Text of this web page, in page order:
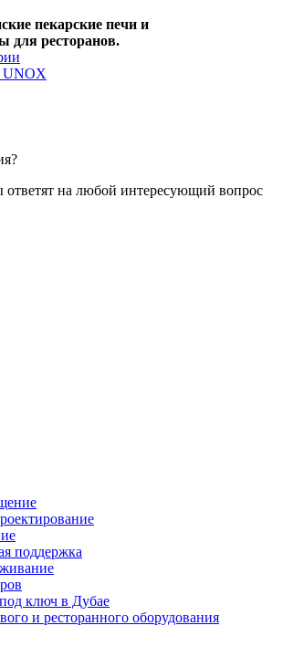
пекарские печи и
для ресторанов.
UNOX
на любой интересующий вопрос
поддержка
ключ в Дубае
и ресторанного оборудования